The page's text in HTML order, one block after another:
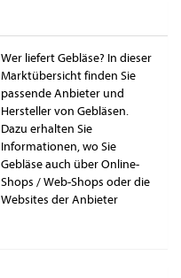
Wer liefert Gebläse? In dieser
Marktübersicht finden Sie
passende Anbieter und
Hersteller von Gebläsen.
Dazu erhalten Sie
Informationen, wo Sie
Gebläse auch über Online-
Shops / Web-Shops oder die
Websites der Anbieter